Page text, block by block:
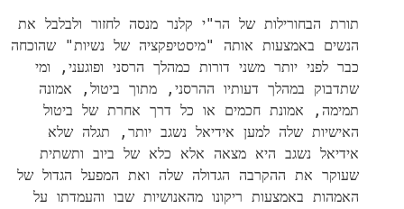
תורת הבחורילות של הר"י קלנר מנסה לחזור ולבלבל את
הנשים באמצעות אותה "מיסטיפקציה של נשיות" שהוכחה
כבר לפני יותר משני דורות כמהלך הרסני ופוגעני, ומי
שתדבוק במהלך דעותיו ההרסני, מתוך ביטול, אמונה
תמימה, אמונת חכמים או כל דרך אחרת של ביטול
האישיות שלה למען אידיאל נשגב יותר, תגלה שלא
אידיאל נשגב היא מצאה אלא כלא של ביוב ותשתית
שעוקר את ההקרבה הגדולה שלה ואת המפעל הגדול של
האמהות באמצעות ריקונו מהאנושיות שבו והעמדתו על